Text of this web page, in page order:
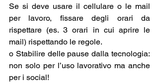
Se si deve usare il cellulare o le mail
per lavoro, fissare degli orari da
rispettare (es. 3 orari in cui aprire le
mail) rispettando le regole.
o Stabilire delle pause dalla tecnologia:
non solo per l’uso lavorativo ma anche
per i social!